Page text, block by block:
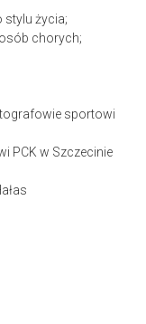
stylu życia;
chorych;
sportowi
PCK w Szczecinie